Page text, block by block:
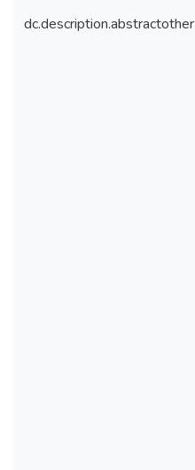
dc.description.abstractother